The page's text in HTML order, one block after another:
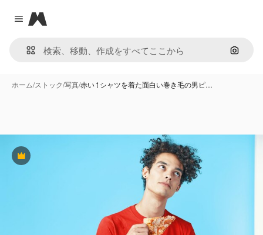
Close menu
Magnific
画像で
ホーム/ストック/写真/赤い t シャツを着た面白い巻き毛の男ピ…
Premium